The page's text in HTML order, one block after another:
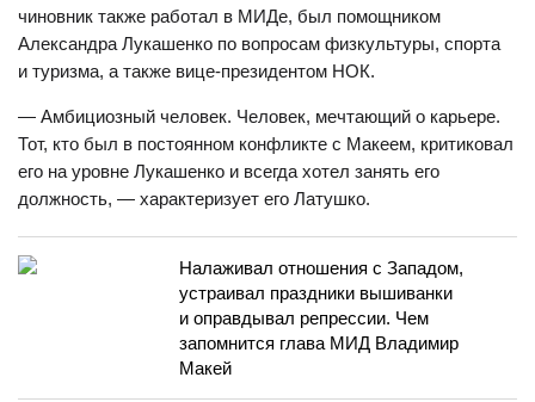
чиновник также работал в МИДе, был помощником
Александра Лукашенко по вопросам физкультуры, спорта
и туризма, а также вице-президентом НОК.
— Амбициозный человек. Человек, мечтающий о карьере.
Тот, кто был в постоянном конфликте с Макеем, критиковал
его на уровне Лукашенко и всегда хотел занять его
должность, — характеризует его Латушко.
Налаживал отношения с Западом,
устраивал праздники вышиванки
и оправдывал репрессии. Чем
запомнится глава МИД Владимир
Макей